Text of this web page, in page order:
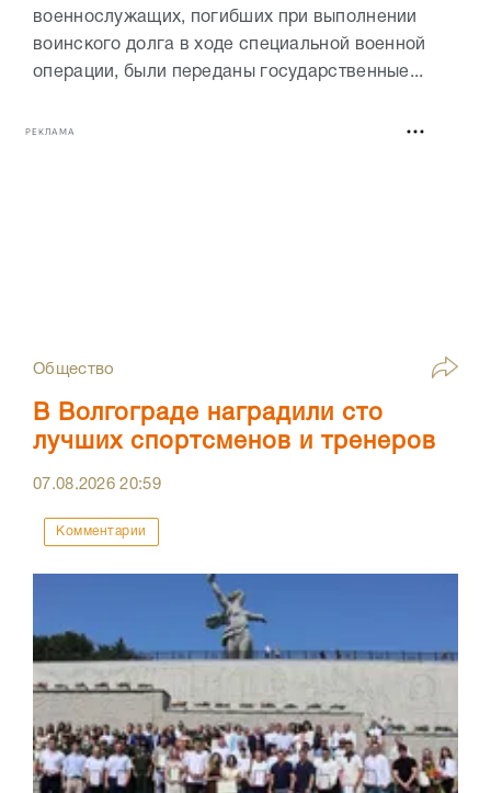
военнослужащих, погибших при выполнении
воинского долга в ходе специальной военной
операции, были переданы государственные...
РЕКЛАМА
Общество
В Волгограде наградили сто
лучших спортсменов и тренеров
07.08.202620:59
Комментарии